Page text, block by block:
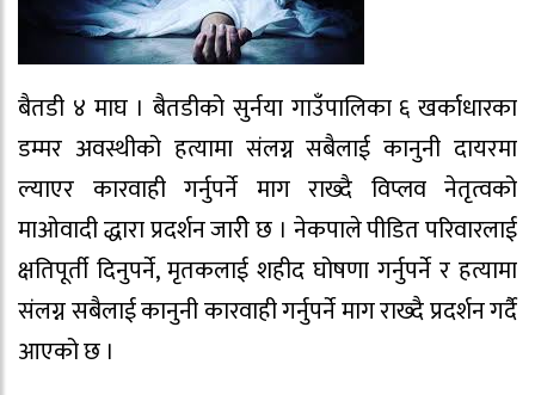
बैतडी ४ माघ । बैतडीको सुर्नया गाउँपालिका ६ खर्काधारका
डम्मर अवस्थीको हत्यामा संलग्न सबैलाई कानुनी दायरमा
ल्याएर कारवाही गर्नुपर्ने माग राख्दै विप्लव नेतृत्वको
माओवादी द्धारा प्रदर्शन जारीे छ । नेकपाले पीडित परिवारलाई
क्षतिपूर्ती दिनुपर्ने, मृतकलाई शहीद घोषणा गर्नुपर्ने र हत्यामा
संलग्न सबैलाई कानुनी कारवाही गर्नुपर्ने माग राख्दै प्रदर्शन गर्दै
आएको छ ।